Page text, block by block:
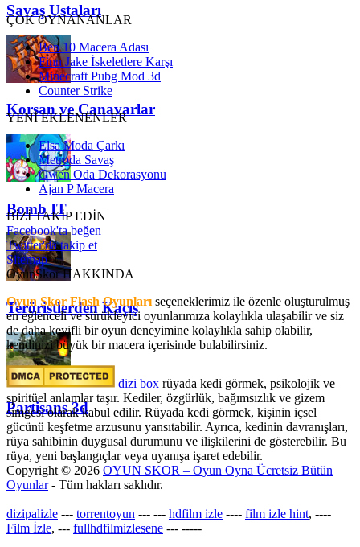
Savaş Ustaları
Korsan ve Canavarlar
Bomb IT
Teröristlerden Kaçış
Partisans 3d
ÇOK OYNANANLAR
Ben 10 Macera Adası
Finn Jake İskeletlere Karşı
Minecraft Pubg Mod 3d
Counter Strike
YENİ EKLENENLER
Elsa Moda Çarkı
Metroda Savaş
Gwen Oda Dekorasyonu
Ajan P Macera
BİZİ TAKİP EDİN
Facebook'ta beğen
Twitter'da takip et
Sitemap
OyunSkor HAKKINDA
Oyun Skor Flash Oyunları seçeneklerimiz ile özenle oluşturulmuş
en eğlenceli ve sürükleyici oyunlarımıza kolaylıkla ulaşabilir ve siz
de daha keyifli bir oyun deneyimine kolaylıkla sahip olabilir,
kendinizi büyük bir macera içerisinde bulabilirsiniz.
dizi box rüyada kedi görmek​, psikolojik ve
spiritüel anlamlar taşır. Kediler, özgürlük, bağımsızlık ve gizem
simgesi olarak kabul edilir. Rüyada kedi görmek, kişinin içsel
gücünü keşfetme arzusunu yansıtabilir. Ayrıca, kedinin davranışları,
rüya sahibinin duygusal durumunu ve ilişkilerini de gösterebilir. Bu
rüya, yeni başlangıçlar veya uyanışa işaret edebilir.
Copyright © 2026 OYUN SKOR – Oyun Oyna Ücretsiz Bütün
Oyunlar- Tüm hakları saklıdır.
dizipalizle --- torrentoyun --- --- hdfilm izle ---- film izle hint, ----
Film İzle, --- fullhdfilmizlesene --- -----